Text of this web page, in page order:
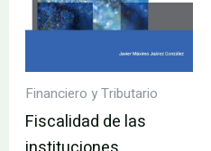
Financiero y Tributario
Fiscalidad de las